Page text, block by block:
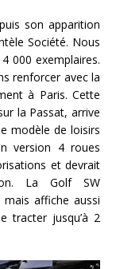
son apparition
Société. Nous
000 exemplaires.
renforcer avec la
à Paris. Cette
la Passat, arrive
modèle de loisirs
version 4 roues
et devrait
La Golf SW
affiche aussi
tracter jusqu’à 2